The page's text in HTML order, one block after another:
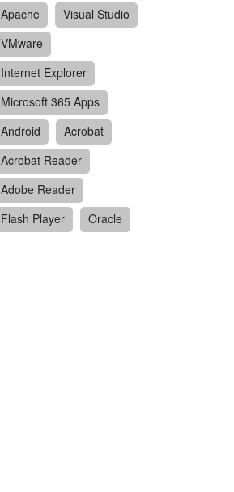
Apache
Visual Studio
VMware
Internet Explorer
Microsoft 365 Apps
Android
Acrobat
Acrobat Reader
Adobe Reader
Flash Player
Oracle